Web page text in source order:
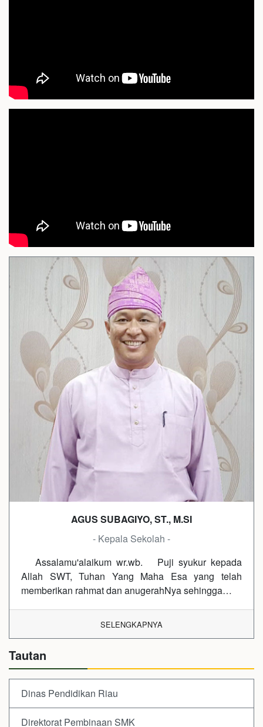
AGUS SUBAGIYO, ST., M.SI
- Kepala Sekolah -
Assalamu'alaikum wr.wb. Puji syukur kepada
Allah SWT, Tuhan Yang Maha Esa yang telah
memberikan rahmat dan anugerahNya sehingga…
SELENGKAPNYA
Tautan
Dinas Pendidikan Riau
Direktorat Pembinaan SMK